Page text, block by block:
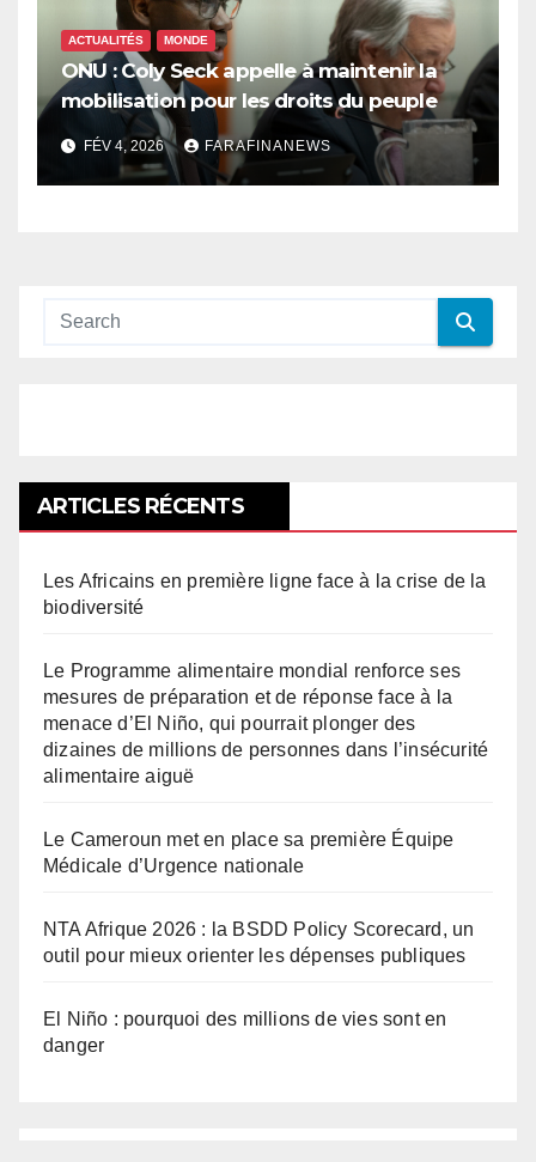
ACTUALITÉS MONDE
ONU : Coly Seck appelle à maintenir la
mobilisation pour les droits du peuple
palestinien
FÉV 4, 2026 FARAFINANEWS
ARTICLES RÉCENTS
Les Africains en première ligne face à la crise de la
biodiversité
Le Programme alimentaire mondial renforce ses
mesures de préparation et de réponse face à la
menace d’El Niño, qui pourrait plonger des
dizaines de millions de personnes dans l’insécurité
alimentaire aiguë
Le Cameroun met en place sa première Équipe
Médicale d’Urgence nationale
NTA Afrique 2026 : la BSDD Policy Scorecard, un
outil pour mieux orienter les dépenses publiques
El Niño : pourquoi des millions de vies sont en
danger